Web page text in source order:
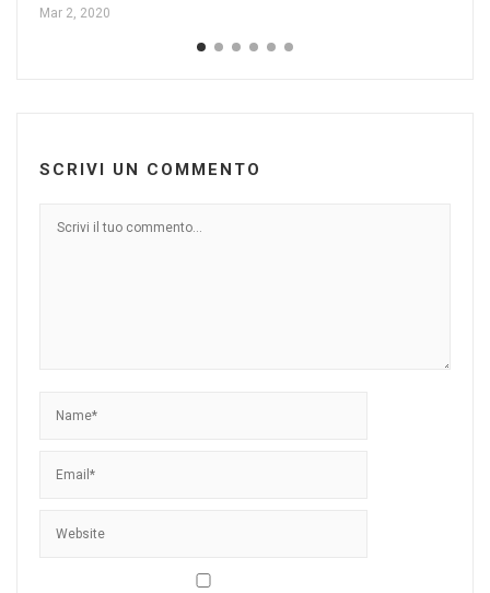
Mar 2, 2020
SCRIVI UN COMMENTO